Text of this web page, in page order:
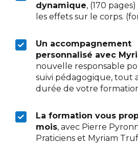
dynamique, (170
les effets sur le corps.
Un accompagnement
personnalisé avec
nouvelle responsable
suivi pédagogique, tout
durée de votre
La formation vous
mois, avec Pierre
Praticiens et Myriam